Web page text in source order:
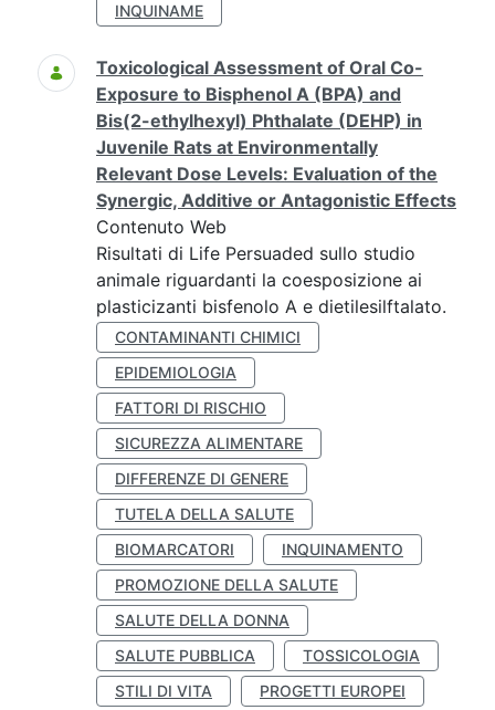
INQUINAME
Toxicological Assessment of Oral Co-
Exposure to Bisphenol A (BPA) and
Bis(2-ethylhexyl) Phthalate (DEHP) in
Juvenile Rats at Environmentally
Relevant Dose Levels: Evaluation of the
Synergic, Additive or Antagonistic Effects
Contenuto Web
Risultati di Life Persuaded sullo studio
animale riguardanti la coesposizione ai
plasticizanti bisfenolo A e dietilesilftalato.
CONTAMINANTI CHIMICI
EPIDEMIOLOGIA
FATTORI DI RISCHIO
SICUREZZA ALIMENTARE
DIFFERENZE DI GENERE
TUTELA DELLA SALUTE
BIOMARCATORI
INQUINAMENTO
PROMOZIONE DELLA SALUTE
SALUTE DELLA DONNA
SALUTE PUBBLICA
TOSSICOLOGIA
STILI DI VITA
PROGETTI EUROPEI